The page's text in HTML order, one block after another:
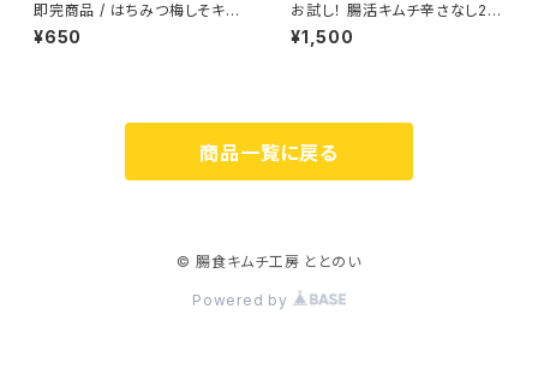
即完商品 / はちみつ梅しそキム
チ 【冷蔵】
¥650
お試し！ 腸活キムチ辛さなし20
0g＆中辛200gセット 【冷蔵】
¥1,500
商品一覧に戻る
© 腸食キムチ工房 ととのい
Powered by